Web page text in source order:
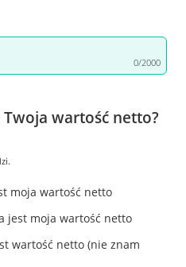
0/2000
Twoja wartość netto?
moja wartość netto
jest moja wartość netto
wartość netto (nie znam